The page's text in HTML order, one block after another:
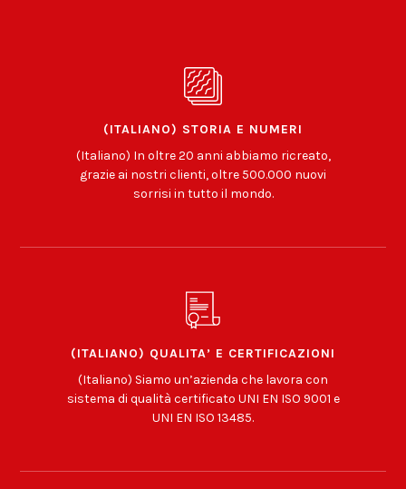
(ITALIANO) STORIA E NUMERI
(Italiano) In oltre 20 anni abbiamo ricreato,
grazie ai nostri clienti, oltre 500.000 nuovi
sorrisi in tutto il mondo.
(ITALIANO) QUALITA’ E CERTIFICAZIONI
(Italiano) Siamo un’azienda che lavora con
sistema di qualità certificato UNI EN ISO 9001 e
UNI EN ISO 13485.